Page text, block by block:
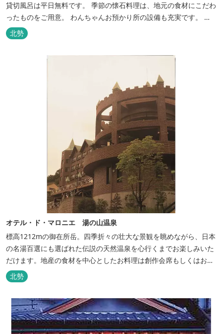
貸切風呂は平日無料です。 季節の懐石料理は、地元の食材にこだわ
ったものをご用意。 わんちゃんお預かり所の設備も充実です。 女
将手作りのお酢とカモシカソフトが人気です。 お食事処と大浴場の
脱衣所に最新の高機能換気設備を導入いたしました。
北勢
オテル・ド・マロニエ 湯の山温泉
標高1212mの御在所岳。四季折々の壮大な景観を眺めながら、日本
の名湯百選にも選ばれた伝説の天然温泉を心行くまでお楽しみいた
だけます。地産の食材を中心としたお料理は創作会席もしくはお箸
でもお楽しみいただける本格フレンチをお選びいただけ、会席・フ
レンチコースとも同じテーブルにてご賞味いただけます。また館内
やお食事は浴衣姿でお楽しみいただけます。ゆったり、気軽に安心
していただける会員制リゾートホ...
北勢